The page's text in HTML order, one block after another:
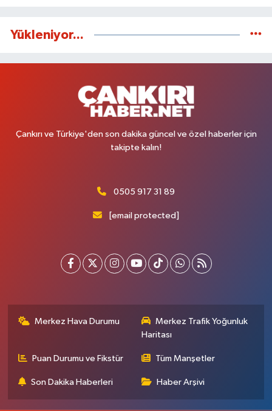
Yükleniyor...
Çankırı ve Türkiye'den son dakika güncel ve özel haberler için
takipte kalın!
0505 917 31 89
[email protected]
Merkez Hava Durumu
Merkez Trafik Yoğunluk
Haritası
Puan Durumu ve Fikstür Tüm Manşetler
Son Dakika Haberleri Haber Arşivi